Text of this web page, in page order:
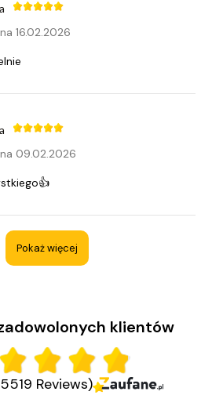
16.02.2026
09.02.2026
Pokaż więcej
klientów
Reviews)